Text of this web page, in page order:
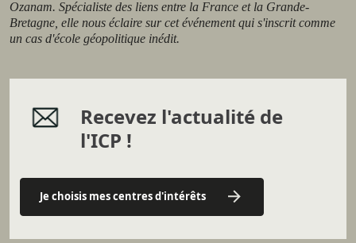
Ozanam. Spécialiste des liens entre la France et la Grande-
Bretagne, elle nous éclaire sur cet événement qui s'inscrit comme
un cas d'école géopolitique inédit.
Recevez l'actualité de
l'ICP !
Je choisis mes centres d'intérêts